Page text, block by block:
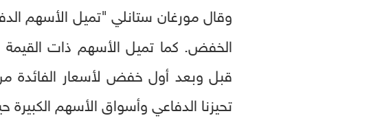
وقال مورغان ستانلي "تميل الأسهم
الخفض. كما تميل الأسهم ذات القيمة
قبل وبعد أول خفض لأسعار الفائدة من
تحيزنا الدفاعي وأسواق الأسهم